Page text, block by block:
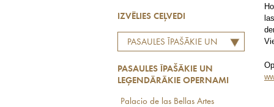
IZVĒLIES CEĻVEDI
PASAULES ĪPAŠĀKIE UN
OPERNAMI
PASAULES ĪPAŠĀKIE UN
LEĢENDĀRĀKIE OPERNAMI
Palacio de las Bellas Artes